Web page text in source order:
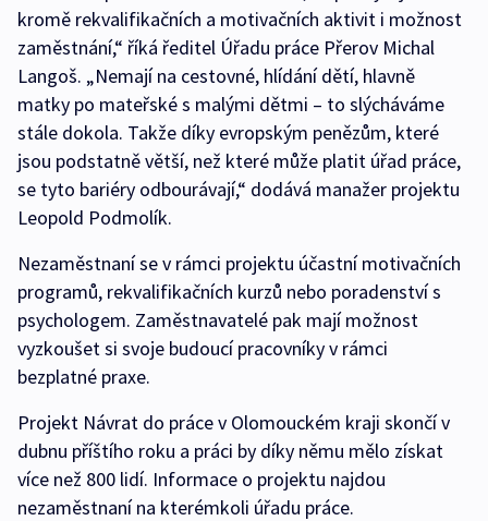
kromě rekvalifikačních a motivačních aktivit i možnost
zaměstnání,“ říká ředitel Úřadu práce Přerov Michal
Langoš. „Nemají na cestovné, hlídání dětí, hlavně
matky po mateřské s malými dětmi – to slýcháváme
stále dokola. Takže díky evropským penězům, které
jsou podstatně větší, než které může platit úřad práce,
se tyto bariéry odbourávají,“ dodává manažer projektu
Leopold Podmolík.
Nezaměstnaní se v rámci projektu účastní motivačních
programů, rekvalifikačních kurzů nebo poradenství s
psychologem. Zaměstnavatelé pak mají možnost
vyzkoušet si svoje budoucí pracovníky v rámci
bezplatné praxe.
Projekt Návrat do práce v Olomouckém kraji skončí v
dubnu příštího roku a práci by díky němu mělo získat
více než 800 lidí. Informace o projektu najdou
nezaměstnaní na kterémkoli úřadu práce.